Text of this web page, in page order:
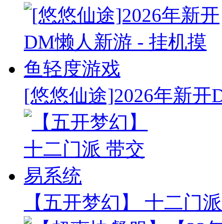
[悠悠仙途]2026年新开
【五开梦幻】 十二门